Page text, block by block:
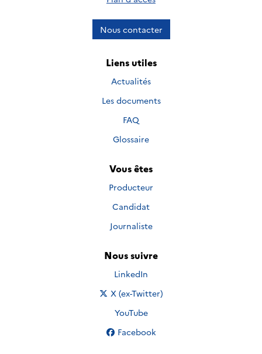
Nous contacter
Liens utiles
Actualités
Les documents
FAQ
Glossaire
Vous êtes
Producteur
Candidat
Journaliste
Nous suivre
Nous suivre sur
LinkedIn
Nous suivre sur
X (ex-Twitter)
Nous suivre sur
YouTube
Nous suivre sur
Facebook